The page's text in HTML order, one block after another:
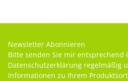
Newsletter Abonnieren
Bitte senden Sie mir entsprechend
Datenschutzerklärung regelmäßig
Informationen zu Ihrem